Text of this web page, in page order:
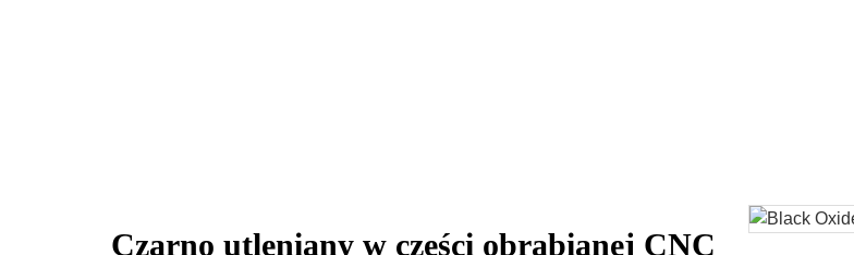
Czarno utleniany w części obrabianej CNC